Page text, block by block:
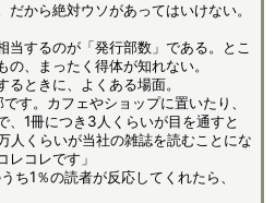
から絶対ウソがあってはいけない。
当するのが「発行部数」である。とこ
、まったく得体が知れない。
ときに、よくある場面。
す。カフェやショップに置いたり、
、1冊につき3人くらいが目を通すと
人くらいが当社の雑誌を読むことにな
レコレです」
ち1％の読者が反応してくれたら、